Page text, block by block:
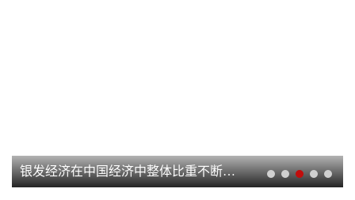
银发经济在中国经济中整体比重不断上升 在未来有无限的前景